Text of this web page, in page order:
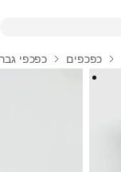
כפכפים כפכפי